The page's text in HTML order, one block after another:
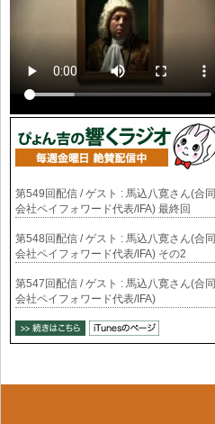
第549回配信 / ゲスト : 馬込八寛さん(合同
会社ペイフォワード代表/IFA) 最終回
第548回配信 / ゲスト : 馬込八寛さん(合同
会社ペイフォワード代表/IFA) その2
第547回配信 / ゲスト : 馬込八寛さん(合同
会社ペイフォワード代表/IFA)